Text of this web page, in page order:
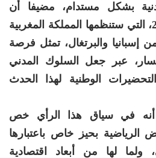
بشكل مستدام، مضيفا أن
نهائيات كأس العالم 2030، التي ستنظمها المملكة المغربية
والبرتغال، تمثل فرصة
عبر جعل السلوك المدني
الوطنية لهذا الحدث
أنه في سياق هذا الرأي خص
بحيز خاص باعتبارها
ولما لها من أبعاد اقتصادية